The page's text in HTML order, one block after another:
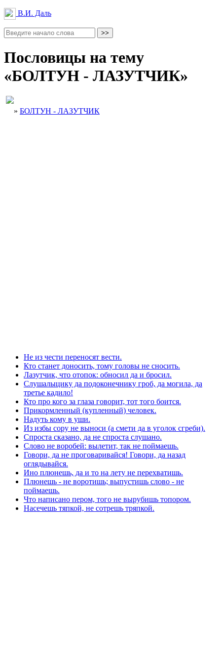
В.И. Даль
Пословицы на тему
«БОЛТУН - ЛАЗУТЧИК»
» БОЛТУН - ЛАЗУТЧИК
Не из чести переносят вести.
Кто станет доносить, тому головы не сносить.
Лазутчик, что отопок: обносил да и бросил.
Слушалыцику да подоконечнику гроб, да могила, да
третье кадило!
Кто про кого за глаза говорит, тот того боится.
Прикормленный (купленный) человек.
Надуть кому в уши.
Из избы copy не выноси (а смети да в уголок сгреби).
Спроста сказано, да не спроста слушано.
Слово не воробей: вылетит, так не поймаешь.
Говори, да не проговаривайся! Говори, да назад
оглядывайся.
Ино плюнешь, да и то на лету не перехватишь.
Плюнешь - не воротишь; выпустишь слово - не
поймаешь.
Что написано пером, того не вырубишь топором.
Насечешь тяпкой, не сотрешь тряпкой.